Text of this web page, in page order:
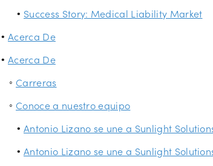
Success Story: Medical Liability Market
Acerca De
Acerca De
Carreras
Conoce a nuestro equipo
Antonio Lizano se une a Sunlight
Antonio Lizano se une a Sunlight